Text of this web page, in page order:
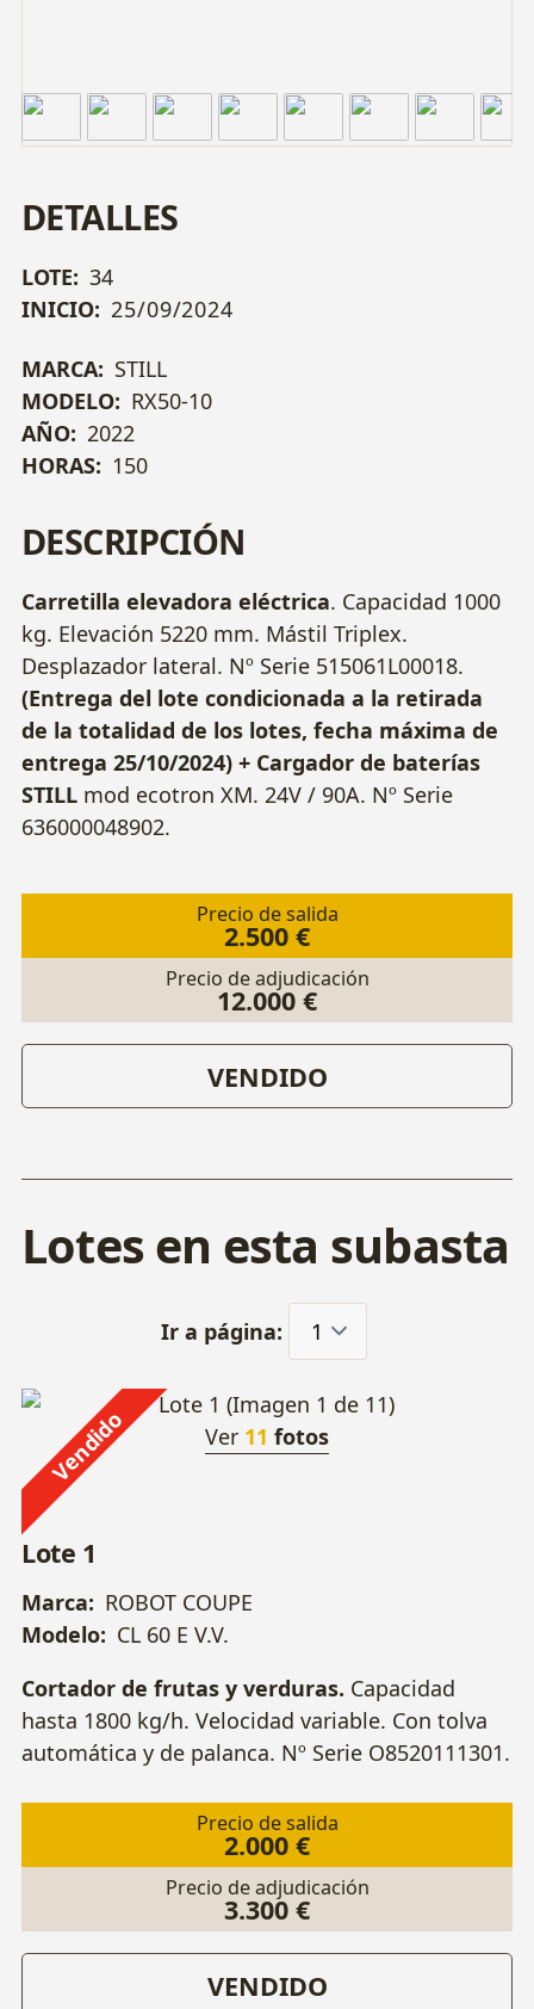
DETALLES
LOTE: 34
INICIO: 25/09/2024
MARCA: STILL
MODELO: RX50-10
AÑO: 2022
HORAS: 150
DESCRIPCIÓN
Carretilla elevadora eléctrica. Capacidad 1000
kg. Elevación 5220 mm. Mástil Triplex.
Desplazador lateral. Nº Serie 515061L00018.
(Entrega del lote condicionada a la retirada
de la totalidad de los lotes, fecha máxima de
entrega 25/10/2024) + Cargador de baterías
STILL mod ecotron XM. 24V / 90A. Nº Serie
636000048902.
Precio de salida
2.500 €
Precio de adjudicación
12.000 €
VENDIDO
Lotes en esta subasta
Ir a página:
Vendido Ver 11 fotos
Lote 1
Marca: ROBOT COUPE
Modelo: CL 60 E V.V.
Cortador de frutas y verduras. Capacidad
hasta 1800 kg/h. Velocidad variable. Con tolva
automática y de palanca. Nº Serie O8520111301.
Precio de salida
2.000 €
Precio de adjudicación
3.300 €
VENDIDO